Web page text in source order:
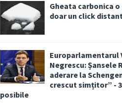
Gheata carbonica
doar un click
Europarlamentarul
Negrescu: Șansele
aderare la
crescut simțitor” -
posibile